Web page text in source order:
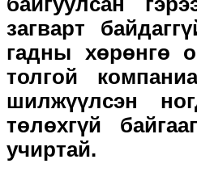
загварт
гадны хөрөнгө
толгой
шилжүүлсэн
төлөхгүй
учиртай.